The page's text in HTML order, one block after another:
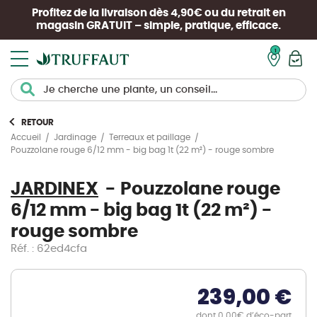
Profitez de la livraison dès 4,90€ ou du retrait en
magasin GRATUIT – simple, pratique, efficace.
RETOUR
Accueil
Jardinage
Terreaux et paillage
Pouzzolane rouge 6/12 mm - big bag 1t (22 m²) - rouge sombre
JARDINEX
Pouzzolane rouge
6/12 mm - big bag 1t (22 m²) -
rouge sombre
Réf. : 62ed4cfa
239,00 €